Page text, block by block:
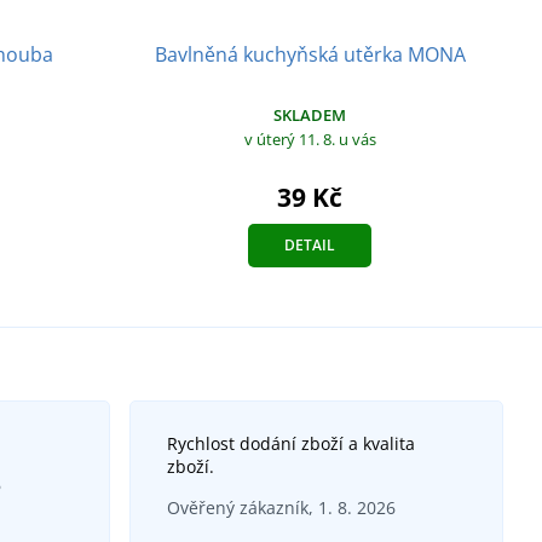
Bavlněná kuchyňská utěrka MONA
SKLADEM
v úterý 11. 8. u vás
39 Kč
DETAIL
Rychlost dodání zboží a kvalita
zboží.
Ověřený zákazník, 1. 8. 2026